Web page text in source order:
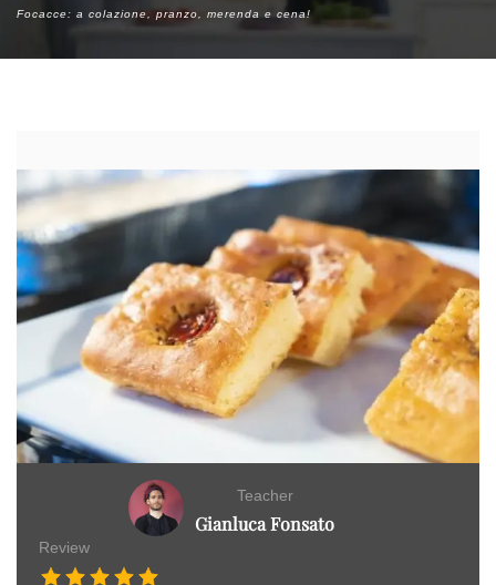
Focacce: a colazione, pranzo, merenda e cena!
Teacher
Gianluca Fonsato
Review